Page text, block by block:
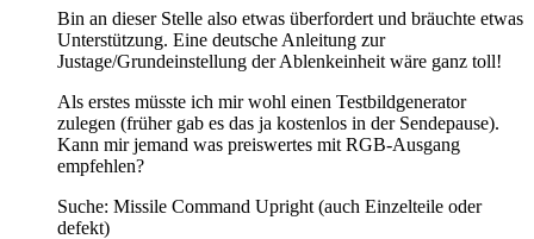
Bin an dieser Stelle also etwas überfordert und bräuchte etwas
Unterstützung. Eine deutsche Anleitung zur
Justage/Grundeinstellung der Ablenkeinheit wäre ganz toll!
Als erstes müsste ich mir wohl einen Testbildgenerator
zulegen (früher gab es das ja kostenlos in der Sendepause).
Kann mir jemand was preiswertes mit RGB-Ausgang
empfehlen?
Suche: Missile Command Upright (auch Einzelteile oder
defekt)